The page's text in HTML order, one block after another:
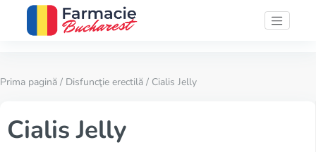
Prima pagină / Disfuncţie erectilă / Cialis Jelly
Cialis Jelly